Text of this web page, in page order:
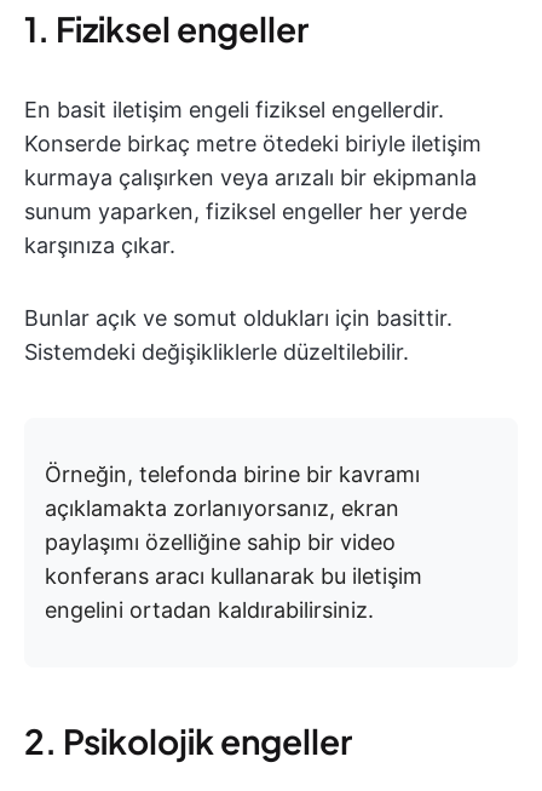
1. Fiziksel engeller
En basit iletişim engeli fiziksel engellerdir.
Konserde birkaç metre ötedeki biriyle iletişim
kurmaya çalışırken veya arızalı bir ekipmanla
sunum yaparken, fiziksel engeller her yerde
karşınıza çıkar.
Bunlar açık ve somut oldukları için basittir.
Sistemdeki değişikliklerle düzeltilebilir.
Örneğin, telefonda birine bir kavramı
açıklamakta zorlanıyorsanız, ekran
paylaşımı özelliğine sahip bir video
konferans aracı kullanarak bu iletişim
engelini ortadan kaldırabilirsiniz.
2. Psikolojik engeller